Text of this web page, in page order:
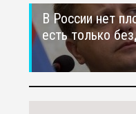
В России нет
есть только